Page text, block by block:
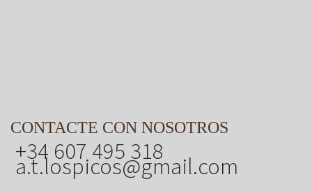
CONTACTE CON NOSOTROS
+34 607 495 318
a.t.lospicos@gmail.com